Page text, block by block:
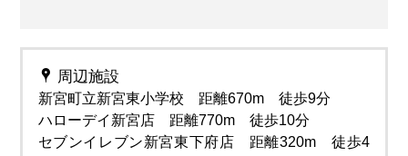
周辺施設
新宮町立新宮東小学校 距離670m 徒歩9分
ハローデイ新宮店 距離770m 徒歩10分
セブンイレブン新宮東下府店 距離320m 徒歩4